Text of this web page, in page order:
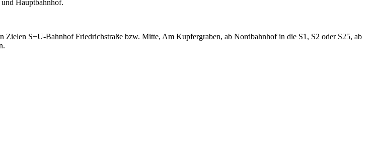
Hauptbahnhof.
S+U-Bahnhof Friedrichstraße bzw. Mitte, Am Kupfergraben, ab Nordbahnhof in die S1, S2 oder S25, ab